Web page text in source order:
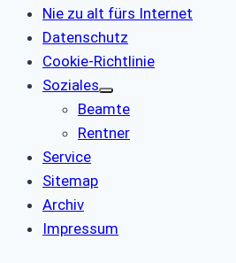
Nie zu alt fürs Internet
Datenschutz
Cookie-Richtlinie
Soziales
Beamte
Rentner
Service
Sitemap
Archiv
Impressum